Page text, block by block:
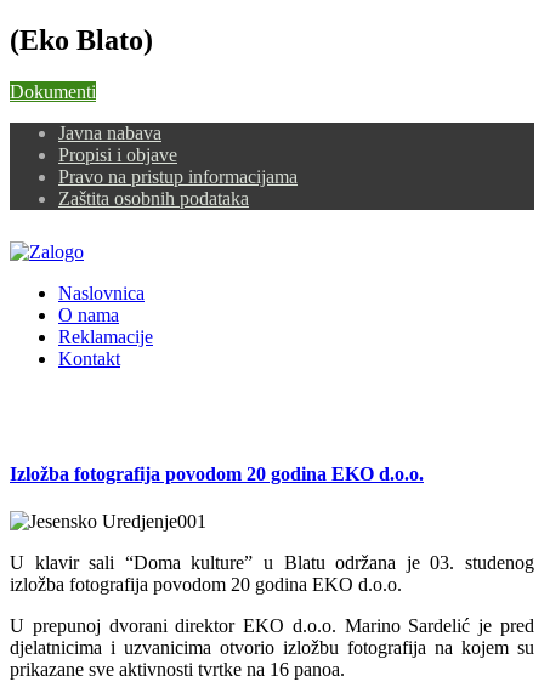
(Eko Blato)
Dokumenti
Javna nabava
Propisi i objave
Pravo na pristup informacijama
Zaštita osobnih podataka
Naslovnica
O nama
Reklamacije
Kontakt
Izložba fotografija povodom 20 godina EKO d.o.o.
U klavir sali “Doma kulture” u Blatu održana je 03. studenog
izložba fotografija povodom 20 godina EKO d.o.o.
U prepunoj dvorani direktor EKO d.o.o. Marino Sardelić je pred
djelatnicima i uzvanicima otvorio izložbu fotografija na kojem su
prikazane sve aktivnosti tvrtke na 16 panoa.